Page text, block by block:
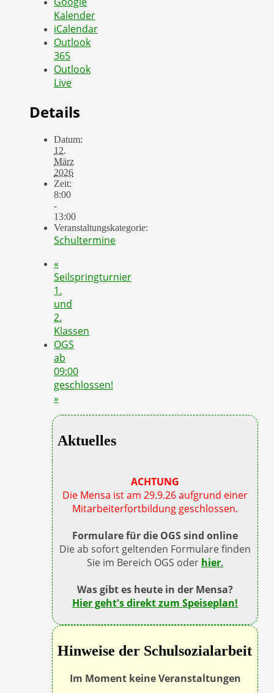
Kalender
iCalendar
Outlook
365
Outlook
Live
Details
Datum:
12.
März
2026
Zeit:
8:00
-
13:00
Veranstaltungskategorie:
Schultermine
«
Seilspringturnier
1.
und
2.
Klassen
OGS
ab
09:00
geschlossen!
»
Aktuelles
ACHTUNG
Die Mensa ist am 29.9.26 aufgrund einer
Mitarbeiterfortbildung geschlossen.
Formulare für die OGS sind online
Die ab sofort geltenden Formulare finden
Sie im Bereich OGS oder hier.
Was gibt es heute in der Mensa?
Hier geht's direkt zum Speiseplan!
Hinweise der Schulsozialarbeit
Im Moment keine Veranstaltungen